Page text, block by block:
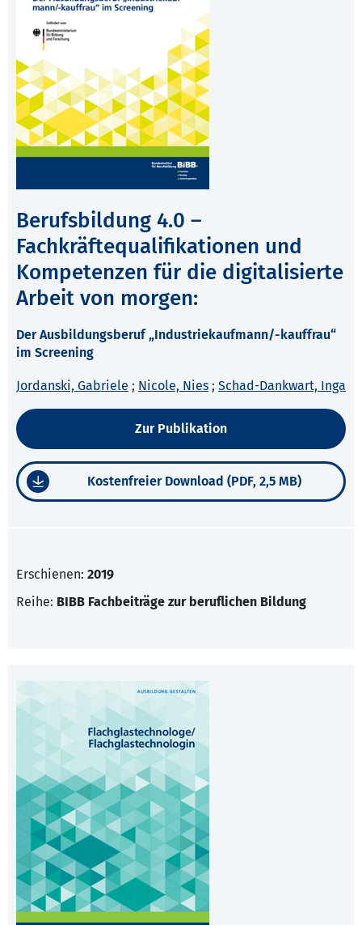
Berufsbildung 4.0 –
Fachkräftequalifikationen und
Kompetenzen für die digitalisierte
Arbeit von morgen:
Der Ausbildungsberuf „Industriekaufmann/-kauffrau“
im Screening
Jordanski, Gabriele ; Nicole, Nies ; Schad-Dankwart, Inga
Zur Publikation
Kostenfreier Download (PDF, 2,5 MB)
Erschienen: 2019
Reihe: BIBB Fachbeiträge zur beruflichen Bildung